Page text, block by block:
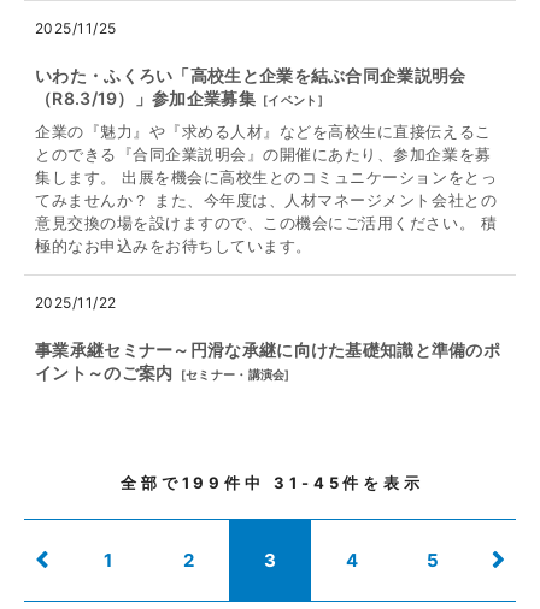
2025/11/25
いわた・ふくろい「高校生と企業を結ぶ合同企業説明会
（R8.3/19）」参加企業募集 [イベント ]
企業の『魅力』や『求める人材』などを高校生に直接伝えるこ
とのできる『合同企業説明会』の開催にあたり、参加企業を募
集します。 出展を機会に高校生とのコミュニケーションをとっ
てみませんか？ また、今年度は、人材マネージメント会社との
意見交換の場を設けますので、この機会にご活用ください。 積
極的なお申込みをお待ちしています。
2025/11/22
事業承継セミナー～円滑な承継に向けた基礎知識と準備のポ
イント～のご案内
[セミナー・講演会]
全部で199件中 31-45件を表示
1 2 3 4 5